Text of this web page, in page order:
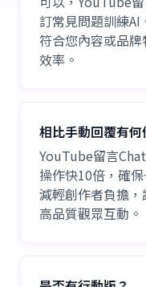
訂常見問題訓練
符合您內容或品
效率。
相比手動回覆有何
YouTube留言
操作快10倍，確
減輕創作者負擔
高品質觀眾互動。